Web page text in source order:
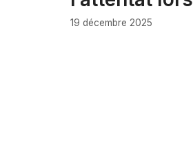
19 décembre 2025